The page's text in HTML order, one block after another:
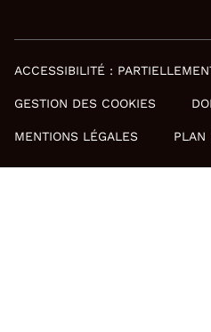
ACCESSIBILITÉ :
GESTION DES COOKIES
MENTIONS LÉGALES PLAN